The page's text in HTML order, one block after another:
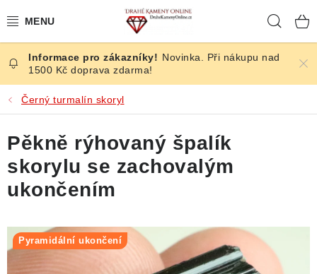
na
ČESKÉ KAMENY
ŠPERKY
KAMENY ZE SVĚTA
BROUŠENÉ
ÚČINKY
Novinka. Při nákupu nad
1500 Kč doprava zdarma!
Černý turmalín skoryl
Pěkně rýhovaný špalík
skorylu se zachovalým
ukončením
Pyramidální ukončení